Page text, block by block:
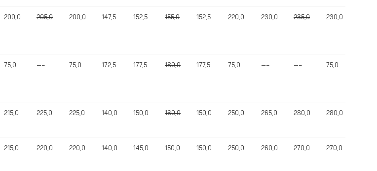
200,0 205,0 200,0 147,5 152,5 155,0 152,5 220,0 230,0 235,0 230,0
75,0 —– 75,0 172,5 177,5 180,0 177,5 75,0 —– —– 75,0
215,0 225,0 225,0 140,0 150,0 160,0 150,0 250,0 265,0 280,0 280,0
215,0 220,0 220,0 140,0 145,0 150,0 150,0 250,0 260,0 270,0 270,0